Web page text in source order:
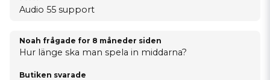
Audio 55 support
Noah frågade for 8 måneder siden
Hur länge ska man spela in middarna?
Butiken svarade